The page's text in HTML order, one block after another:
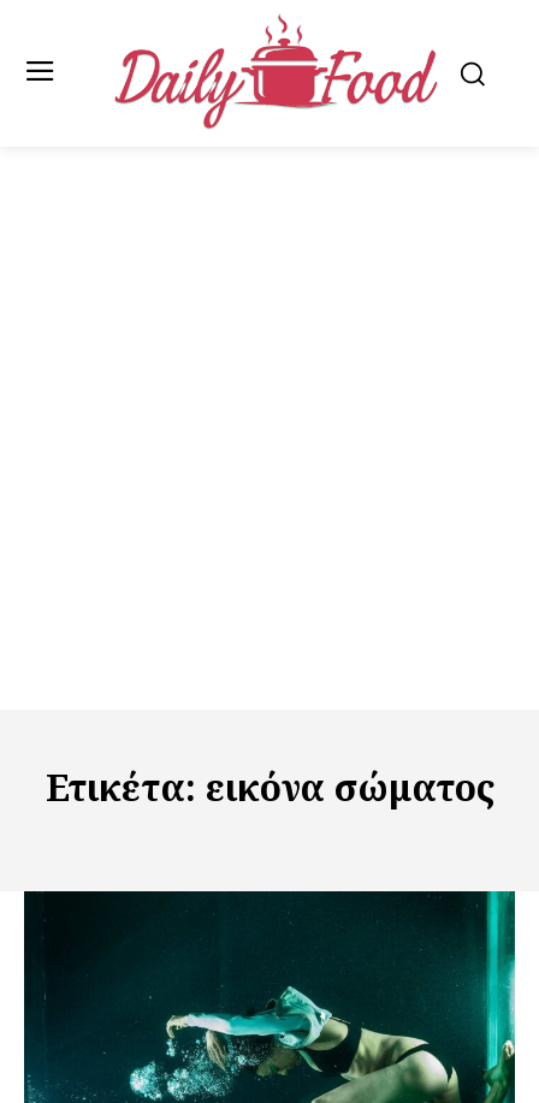
Ετικέτα: εικόνα σώματος